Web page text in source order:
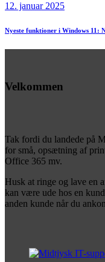
12. januar 2025
Nyeste funktioner i Windows 11:
Velkommen
Tak fordi du landede på
for små, opsætning af
Office 365 mv.
Husk at ringe og lave en
kan være ude hos en
anden kunde når du